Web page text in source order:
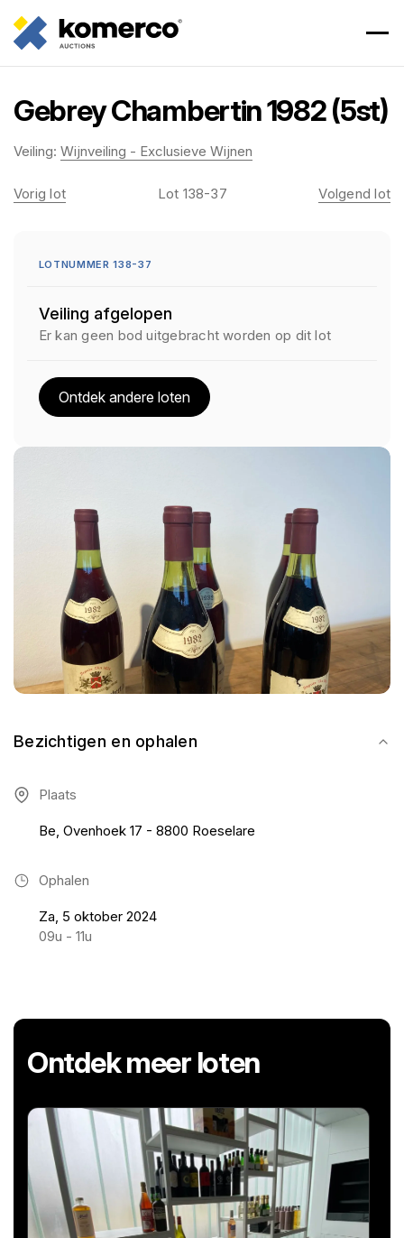
Gebrey Chambertin 1982 (5st)
Veiling: Wijnveiling - Exclusieve Wijnen
Bezichtigen en ophalen
Plaats
Be, Ovenhoek 17 - 8800 Roeselare
Ophalen
Za, 5 oktober 2024
09u - 11u
Vorig lot Lot 138-37 Volgend lot
LOTNUMMER 138-37
Veiling afgelopen
Er kan geen bod uitgebracht worden op dit lot
Ontdek andere loten
Ontdek meer loten